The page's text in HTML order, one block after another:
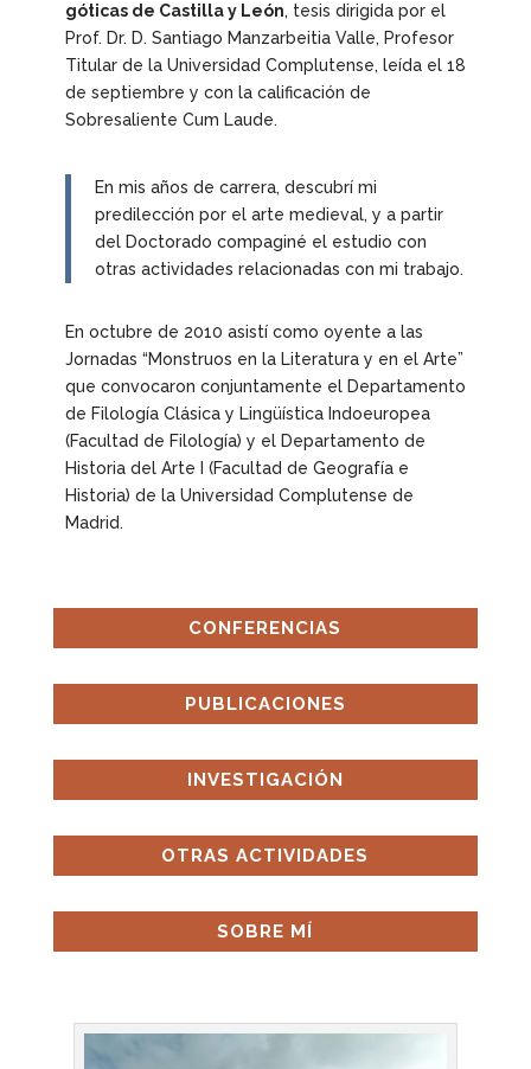
góticas de Castilla y León, tesis dirigida por el
Prof. Dr. D. Santiago Manzarbeitia Valle, Profesor
Titular de la Universidad Complutense, leída el 18
de septiembre y con la calificación de
Sobresaliente Cum Laude.
En mis años de carrera, descubrí mi
predilección por el arte medieval, y a partir
del Doctorado compaginé el estudio con
otras actividades relacionadas con mi trabajo.
En octubre de 2010 asistí como oyente a las
Jornadas “Monstruos en la Literatura y en el Arte”
que convocaron conjuntamente el Departamento
de Filología Clásica y Lingüística Indoeuropea
(Facultad de Filología) y el Departamento de
Historia del Arte I (Facultad de Geografía e
Historia) de la Universidad Complutense de
Madrid.
CONFERENCIAS
PUBLICACIONES
INVESTIGACIÓN
OTRAS ACTIVIDADES
SOBRE MÍ